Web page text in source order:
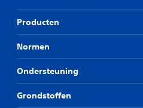
Producten
Normen
Ondersteuning
Grondstoffen